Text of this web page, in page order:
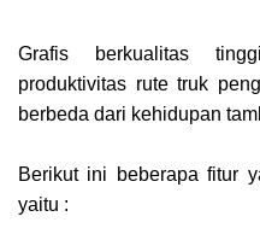
Grafis berkualitas
produktivitas rute truk
berbeda dari kehidupan
Berikut ini beberapa fitur
yaitu :